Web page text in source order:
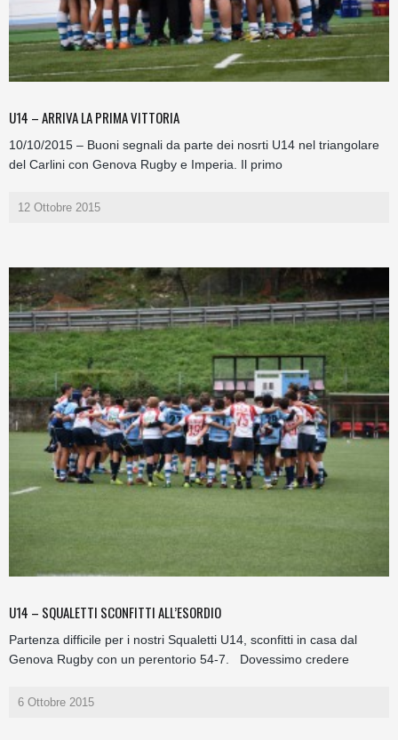
U14 – ARRIVA LA PRIMA VITTORIA
10/10/2015 – Buoni segnali da parte dei nosrti U14 nel triangolare
del Carlini con Genova Rugby e Imperia. Il primo
12 Ottobre 2015
U14 – SQUALETTI SCONFITTI ALL’ESORDIO
Partenza difficile per i nostri Squaletti U14, sconfitti in casa dal
Genova Rugby con un perentorio 54-7. Dovessimo credere
6 Ottobre 2015